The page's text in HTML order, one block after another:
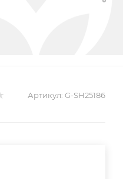
Артикул: G-SH25186